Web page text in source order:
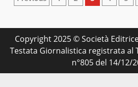
articoli
Copyright 2025 © Società
Testata Giornalistica registrata al
n°805 del 14/12/